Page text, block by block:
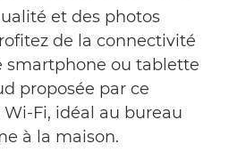
et des photos
de la connectivité
smartphone ou tablette
proposée par ce
Fi, idéal au bureau
à la maison.